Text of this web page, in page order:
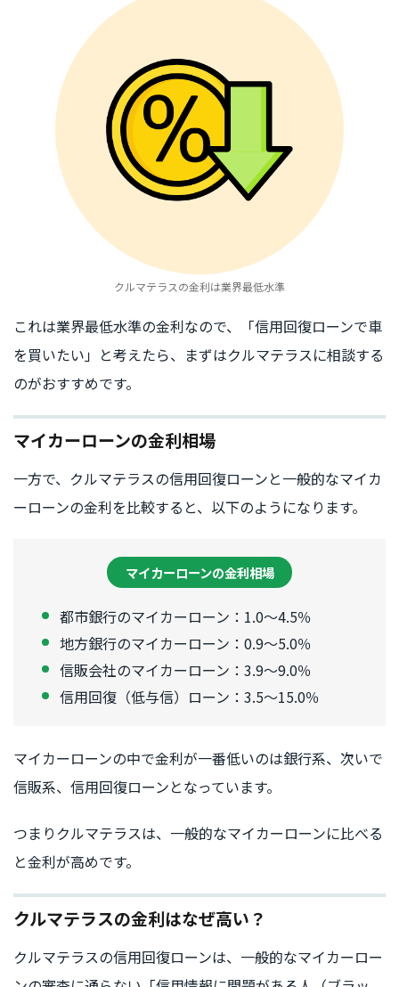
クルマテラスの金利は業界最低水準
これは業界最低水準の金利なので、「信用回復ローンで車
を買いたい」と考えたら、まずはクルマテラスに相談する
のがおすすめです。
マイカーローンの金利相場
一方で、クルマテラスの信用回復ローンと一般的なマイカ
ーローンの金利を比較すると、以下のようになります。
マイカーローンの金利相場
都市銀行のマイカーローン：1.0〜4.5％
地方銀行のマイカーローン：0.9〜5.0％
信販会社のマイカーローン：3.9〜9.0％
信用回復（低与信）ローン：3.5〜15.0％
マイカーローンの中で金利が一番低いのは銀行系、次いで
信販系、信用回復ローンとなっています。
つまりクルマテラスは、一般的なマイカーローンに比べる
と金利が高めです。
クルマテラスの金利はなぜ高い？
クルマテラスの信用回復ローンは、一般的なマイカーロー